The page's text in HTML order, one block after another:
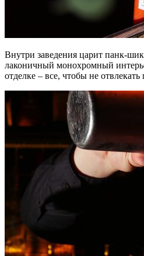
Внутри заведения царит панк-
лаконичный монохромный
отделке – все, чтобы не отвлекать